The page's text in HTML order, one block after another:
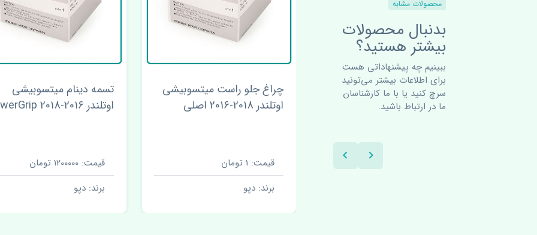
محصولات مشابه
بدنبال محصولات
بیشتر هستید؟
ببینیم چه پیشنهاداتی هست
برای اطلاعات بیشتر می‌تونید
سرچ کنید یا با ما کارشناسان
ما در ارتباط باشید.
سنسور هشدار دنده عقب
راست میتسوبیشی اوتلندر
چراغ جلو راست میتسوبیشی
اوتلندر 2018-2016 اصلی
قیمت: 1 تومان
برند: دپو
تسمه دینام میتسوبیشی
اوتلندر 2016-2018 PowerGrip
قیمت: 1200000 تومان
برند: دپو